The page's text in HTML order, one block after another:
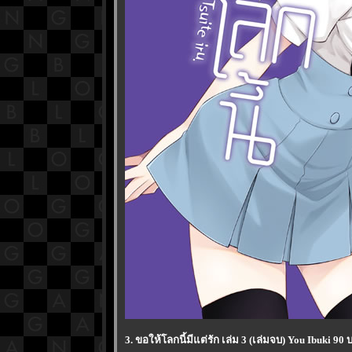
3. ขอให้โลกนี้มีแต่รัก เล่ม 3 (เล่มจบ) You Ibuki 90